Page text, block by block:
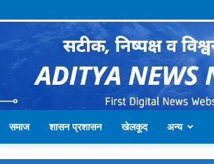
समाज शासन प्रशासन खेलकूद अन्य